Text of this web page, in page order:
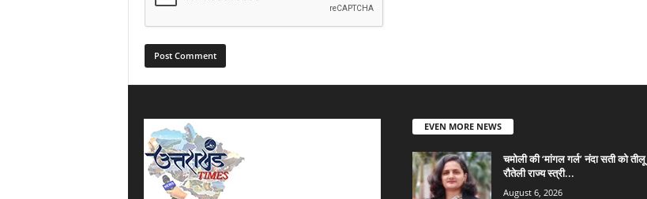
EVEN MORE NEWS
चमोली की ‘मांगल गर्ल’ नंदा सती को तीलू
रौतेली राज्य स्त्री...
August 6, 2026